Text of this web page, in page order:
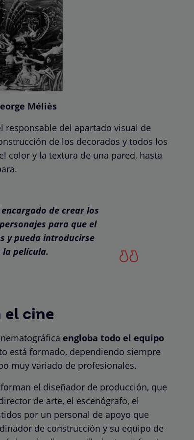
Méliès
responsable del apartado visual de
de los decorados y todos los
color y la textura de una pared, hasta
de crear los
para que el
y pueda introducirse
película.
el cine
engloba todo el equipo
está formado, dependiendo siempre
muy variado de profesionales.
el diseñador de producción, que
de arte, el escenógrafo, el
por un personal de apoyo que
de construcción y su equipo de